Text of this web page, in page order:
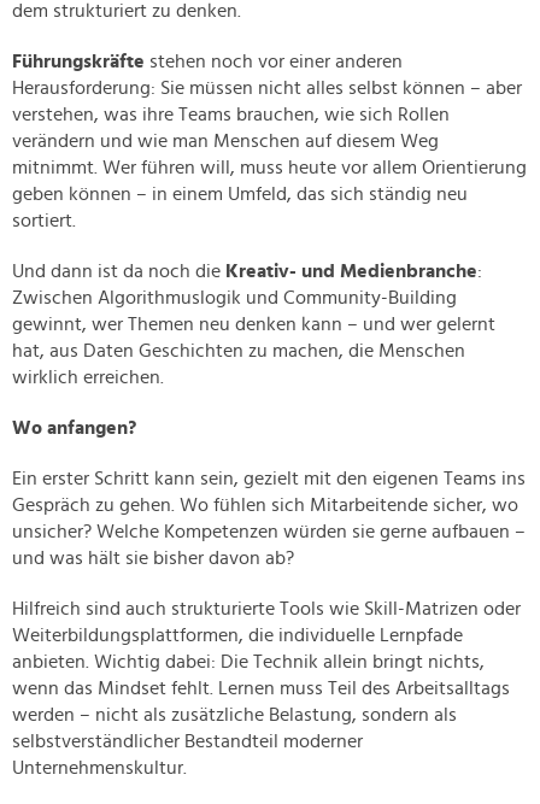
dem strukturiert zu denken.
Führungskräfte stehen noch vor einer anderen
Herausforderung: Sie müssen nicht alles selbst können – aber
verstehen, was ihre Teams brauchen, wie sich Rollen
verändern und wie man Menschen auf diesem Weg
mitnimmt. Wer führen will, muss heute vor allem Orientierung
geben können – in einem Umfeld, das sich ständig neu
sortiert.
Und dann ist da noch die Kreativ- und Medienbranche:
Zwischen Algorithmuslogik und Community-Building
gewinnt, wer Themen neu denken kann – und wer gelernt
hat, aus Daten Geschichten zu machen, die Menschen
wirklich erreichen.
Wo anfangen?
Ein erster Schritt kann sein, gezielt mit den eigenen Teams ins
Gespräch zu gehen. Wo fühlen sich Mitarbeitende sicher, wo
unsicher? Welche Kompetenzen würden sie gerne aufbauen –
und was hält sie bisher davon ab?
Hilfreich sind auch strukturierte Tools wie Skill-Matrizen oder
Weiterbildungsplattformen, die individuelle Lernpfade
anbieten. Wichtig dabei: Die Technik allein bringt nichts,
wenn das Mindset fehlt. Lernen muss Teil des Arbeitsalltags
werden – nicht als zusätzliche Belastung, sondern als
selbstverständlicher Bestandteil moderner
Unternehmenskultur.